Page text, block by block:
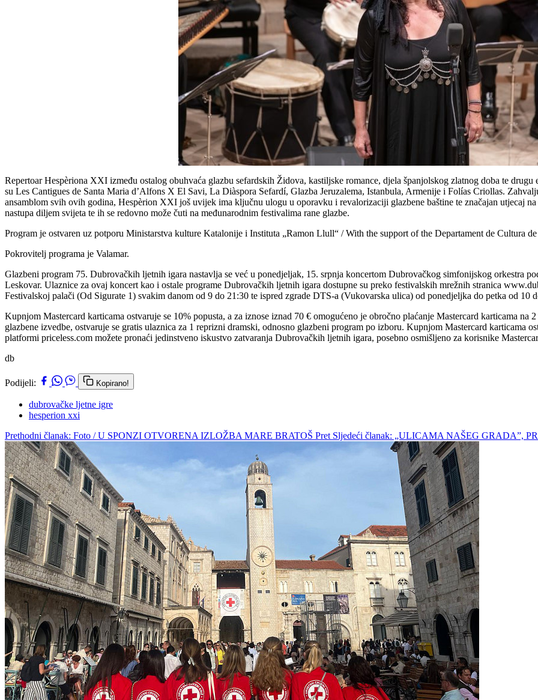
Repertoar Hespèriona XXI između ostalog obuhvaća glazbu sefardskih Židova, kastiljske romance, djela španjolskog zlatnog doba te
su Les Cantigues de Santa Maria d’Alfons X El Savi, La Diàspora Sefardí, Glazba Jeruzalema, Istanbula, Armenije i Folías Criollas.
ansamblom svih ovih godina, Hespèrion XXI još uvijek ima ključnu ulogu u oporavku i revalorizaciji glazbene baštine te značajan utjecaj
nastupa diljem svijeta te ih se redovno može čuti na međunarodnim festivalima rane glazbe.
Program je ostvaren uz potporu Ministarstva kulture Katalonije i Instituta „Ramon Llull“ / With the support of the Departament de Cultura
Pokrovitelj programa je Valamar.
Glazbeni program 75. Dubrovačkih ljetnih igara nastavlja se već u ponedjeljak, 15. srpnja koncertom Dubrovačkog simfonijskog orkestra
Leskovar. Ulaznice za ovaj koncert kao i ostale programe Dubrovačkih ljetnih igara dostupne su preko festivalskih mrežnih stranica
Festivalskoj palači (Od Sigurate 1) svakim danom od 9 do 21:30 te ispred zgrade DTS-a (Vukovarska ulica) od ponedjeljka do petka od 10
Kupnjom Mastercard karticama ostvaruje se 10% popusta, a za iznose iznad 70 € omogućeno je obročno plaćanje Mastercard karticama
glazbene izvedbe, ostvaruje se gratis ulaznica za 1 reprizni dramski, odnosno glazbeni program po izboru. Kupnjom Mastercard karticama
platformi priceless.com možete pronaći jedinstveno iskustvo zatvaranja Dubrovačkih ljetnih igara, posebno osmišljeno za korisnike
db
Podijeli: Kopirano!
dubrovačke ljetne igre
hesperion xxi
Prethodni članak: Foto / U SPONZI OTVORENA IZLOŽBA MARE BRATOŠ Pret Sljedeći članak: „ULICAMA NAŠEG GRADA”,